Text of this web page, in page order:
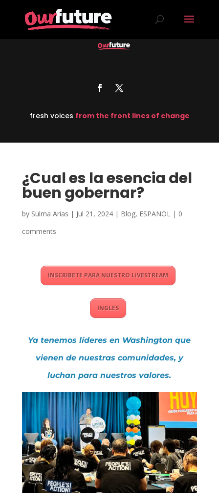
fresh voices from the front lines of change
¿Cual es la esencia del
buen gobernar?
by Sulma Arias | Jul 21, 2024| Blog, ESPANOL| 0
comments
INSCRIBETE PARA NUESTRO LIVESTREAM
INGLES
Ya tenemos líderes en Washington que
vienen de nuestras comunidades, y
luchan para nuestros valores.